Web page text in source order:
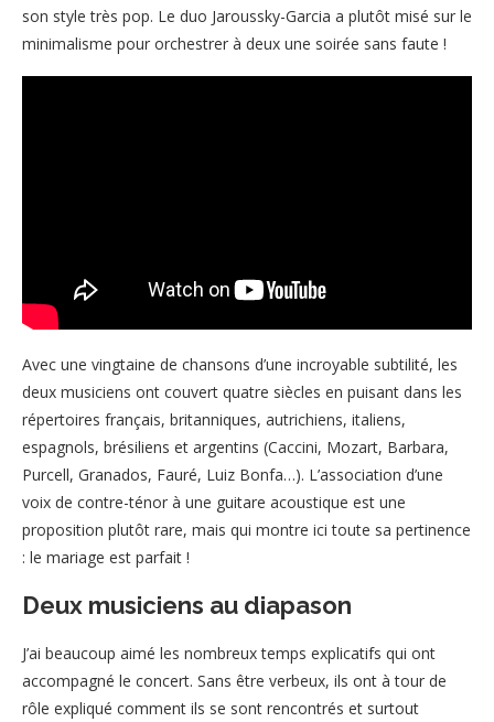
son style très pop. Le duo Jaroussky-Garcia a plutôt misé sur le
minimalisme pour orchestrer à deux une soirée sans faute !
Avec une vingtaine de chansons d’une incroyable subtilité, les
deux musiciens ont couvert quatre siècles en puisant dans les
répertoires français, britanniques, autrichiens, italiens,
espagnols, brésiliens et argentins (Caccini, Mozart, Barbara,
Purcell, Granados, Fauré, Luiz Bonfa…). L’association d’une
voix de contre-ténor à une guitare acoustique est une
proposition plutôt rare, mais qui montre ici toute sa pertinence
: le mariage est parfait !
Deux musiciens au diapason
J’ai beaucoup aimé les nombreux temps explicatifs qui ont
accompagné le concert. Sans être verbeux, ils ont à tour de
rôle expliqué comment ils se sont rencontrés et surtout